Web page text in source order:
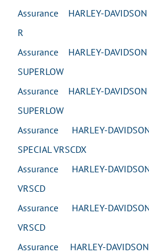
Assurance HARLEY-
R
Assurance HARLEY-
SUPERLOW
Assurance HARLEY-
SUPERLOW
Assurance HARLEY-
SPECIAL VRSCDX
Assurance HARLEY-
VRSCD
Assurance HARLEY-
VRSCD
Assurance HARLEY-